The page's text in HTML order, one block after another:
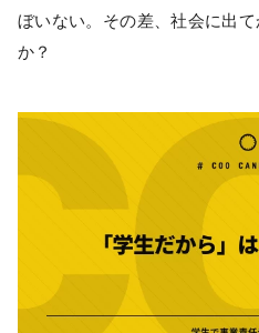
ぼいない。その差、社会に出
か？